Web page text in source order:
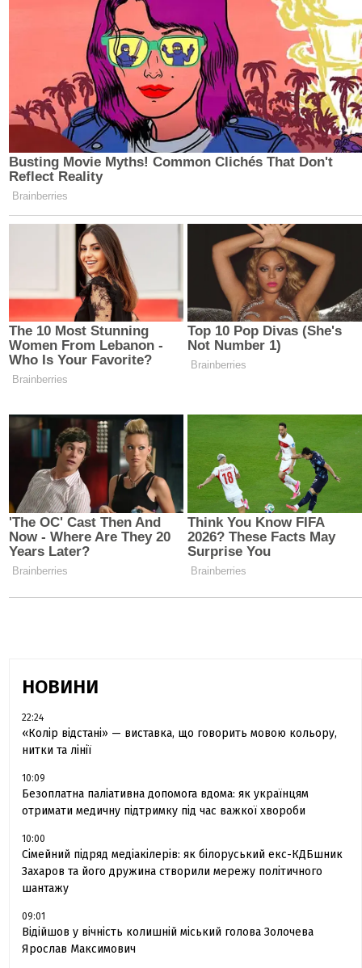
НОВИНИ
22:24
«Колір відстані» — виставка, що говорить мовою кольору,
нитки та лінії
10:09
Безоплатна паліативна допомога вдома: як українцям
отримати медичну підтримку під час важкої хвороби
10:00
Сімейний підряд медіакілерів: як білоруський екс-КДБшник
Захаров та його дружина створили мережу політичного
шантажу
09:01
Відійшов у вічність колишній міський голова Золочева
Ярослав Максимович